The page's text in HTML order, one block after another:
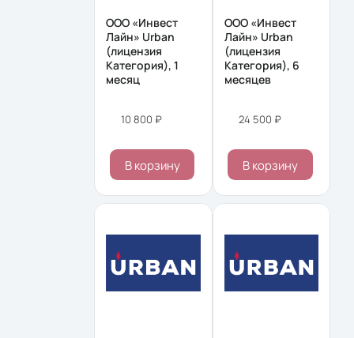
ООО «Инвест
Лайн» Urban
(лицензия
Категория), 1
месяц
10 800 ₽
В корзину
ООО «Инвест
Лайн» Urban
(лицензия
Категория), 6
месяцев
24 500 ₽
В корзину